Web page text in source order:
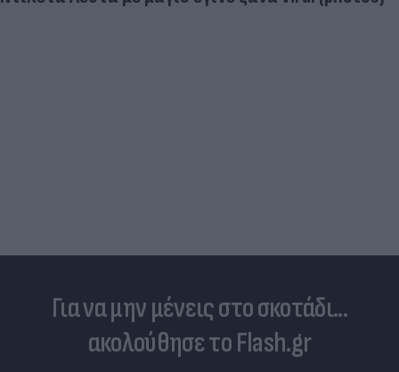
Για να μην μένεις στο σκοτάδι...
ακολούθησε το Flash.gr